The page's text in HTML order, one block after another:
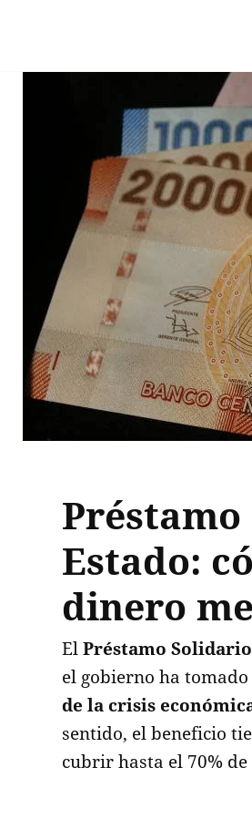
Estado:
dinero
ElPréstamo
el gobierno ha
de la crisis
sentido, el beneficio
cubrir hasta el 70%